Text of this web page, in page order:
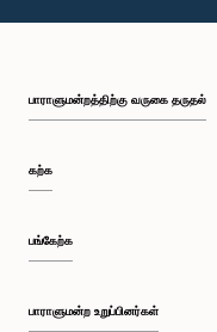
பாராளுமன்றத்திற்கு வருகை தருதல்
கற்க
பங்கேற்க
பாராளுமன்ற உறுப்பினர்கள்